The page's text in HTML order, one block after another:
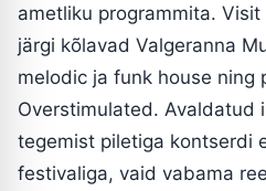
ametliku programmita.
järgi kõlavad Valgeranna
melodic ja funk house ning
Overstimulated. Avaldatud
tegemist piletiga kontserdi
festivaliga, vaid vabama